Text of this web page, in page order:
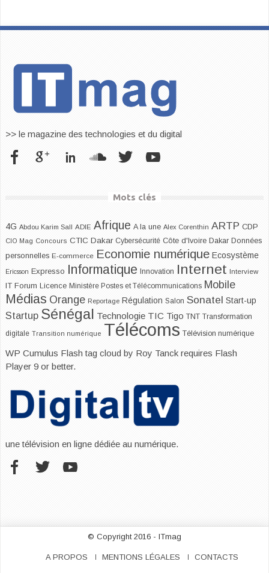
>> le magazine des technologies et du digital
Mots clés
4G Abdou Karim Sall ADIE Afrique A la une Alex Corenthin ARTP CDP
CIO Mag Concours CTIC Dakar Cybersécurité Côte d'Ivoire Dakar Données
personnelles E-commerce Economie numérique Ecosystème
Ericsson Expresso Informatique Innovation Internet Interview
IT Forum Licence Ministère Postes et Télécommunications Mobile
Médias Orange Reportage Régulation Salon Sonatel Start-up
Startup Sénégal Technologie TIC Tigo TNT Transformation
digitale Transition numérique Télécoms Télévision numérique
WP Cumulus Flash tag cloud by Roy Tanck requires Flash
Player 9 or better.
une télévision en ligne dédiée au numérique.
© Copyright 2016 - ITmag
A PROPOS MENTIONS LÉGALES CONTACTS